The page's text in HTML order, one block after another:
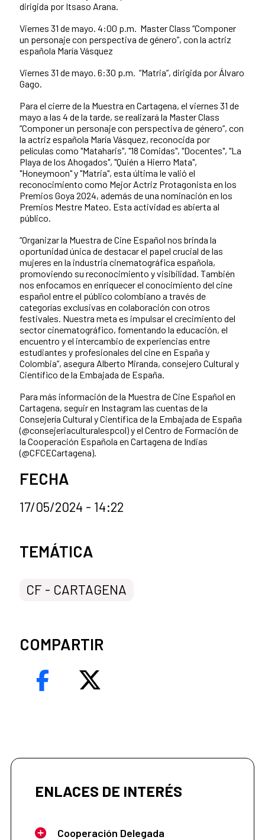
dirigida por Itsaso Arana.
Viernes 31 de mayo. 4:00 p.m. Master Class “Componer
un personaje con perspectiva de género”, con la actriz
española María Vásquez
Viernes 31 de mayo. 6:30 p.m. “Matria”, dirigida por Álvaro
Gago.
Para el cierre de la Muestra en Cartagena, el viernes 31 de
mayo a las 4 de la tarde, se realizará la Master Class
“Componer un personaje con perspectiva de género”, con
la actriz española María Vásquez, reconocida por
películas como "Mataharis", "18 Comidas", "Docentes", "La
Playa de los Ahogados", "Quién a Hierro Mata",
"Honeymoon" y "Matria", esta última le valió el
reconocimiento como Mejor Actriz Protagonista en los
Premios Goya 2024, además de una nominación en los
Premios Mestre Mateo. Esta actividad es abierta al
público.
“Organizar la Muestra de Cine Español nos brinda la
oportunidad única de destacar el papel crucial de las
mujeres en la industria cinematográfica española,
promoviendo su reconocimiento y visibilidad. También
nos enfocamos en enriquecer el conocimiento del cine
español entre el público colombiano a través de
categorías exclusivas en colaboración con otros
festivales. Nuestra meta es impulsar el crecimiento del
sector cinematográfico, fomentando la educación, el
encuentro y el intercambio de experiencias entre
estudiantes y profesionales del cine en España y
Colombia”, asegura Alberto Miranda, consejero Cultural y
Científico de la Embajada de España.
Para más información de la Muestra de Cine Español en
Cartagena, seguir en Instagram las cuentas de la
Consejería Cultural y Científica de la Embajada de España
(@consejeriaculturalespcol) y el Centro de Formación de
la Cooperación Española en Cartagena de Indias
(@CFCECartagena).
FECHA
17/05/2024 - 14:22
Categorías de la noticia
TEMÁTICA
CF - CARTAGENA
COMPARTIR
ENLACES DE INTERÉS
Cooperación Delegada